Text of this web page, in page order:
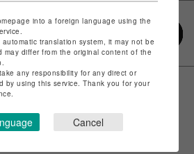
into a foreign language using the
translation system, it may not be
may differ from the original content of the
any responsibility for any direct or
by using this service. Thank you for your
Cancel